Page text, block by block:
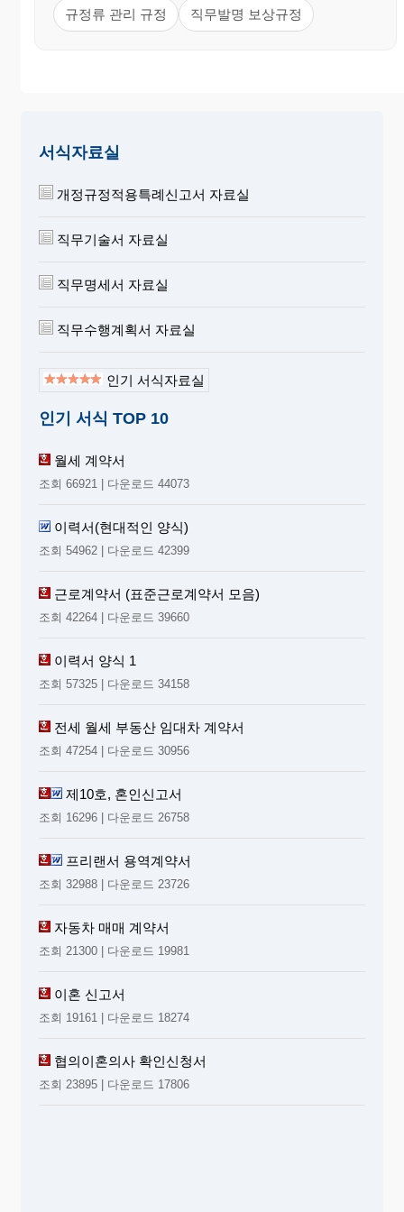
규정류 관리 규정 직무발명 보상규정
서식자료실
개정규정적용특례신고서 자료실
직무기술서 자료실
직무명세서 자료실
직무수행계획서 자료실
인기 서식자료실
인기 서식 TOP 10
월세 계약서
조회 66921 | 다운로드 44073
이력서(현대적인 양식)
조회 54962 | 다운로드 42399
근로계약서 (표준근로계약서 모음)
조회 42264 | 다운로드 39660
이력서 양식 1
조회 57325 | 다운로드 34158
전세 월세 부동산 임대차 계약서
조회 47254 | 다운로드 30956
제10호, 혼인신고서
조회 16296 | 다운로드 26758
프리랜서 용역계약서
조회 32988 | 다운로드 23726
자동차 매매 계약서
조회 21300 | 다운로드 19981
이혼 신고서
조회 19161 | 다운로드 18274
협의이혼의사 확인신청서
조회 23895 | 다운로드 17806